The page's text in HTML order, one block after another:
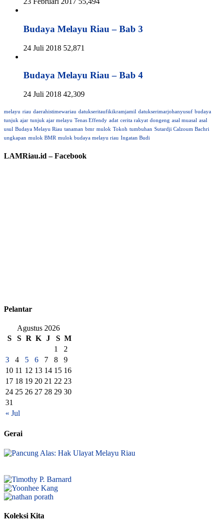
Budaya Melayu Riau – Bab 3
24 Juli 2018 52,871
Budaya Melayu Riau – Bab 4
24 Juli 2018 42,309
melayu riau daerahistimewariau datukseritaufikikramjamil datukserimarjohanyusuf budaya
tunjuk ajar tunjuk ajar melayu Tenas Effendy adat cerita rakyat dongeng asal muasal asal
usul Budaya Melayu Riau tanaman bmr mulok Tokoh tumbuhan Sutardji Calzoum Bachri
ungkapan mulok BMR mulok budaya melayu riau Ingatan Budi
LAMRiau.id – Facebook
Pelantar
Agustus 2026
S
S R K J S M
« Jul
1
2
3
4 5 6 7 8
9
10 11 12 13 14 15 16
17 18 19 20 21 22 23
24 25 26 27 28 29 30
31
Gerai
Koleksi Kita